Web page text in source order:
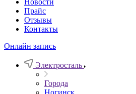
Новости
Прайс
Отзывы
Контакты
Онлайн запись
Электросталь
Города
Ногинск